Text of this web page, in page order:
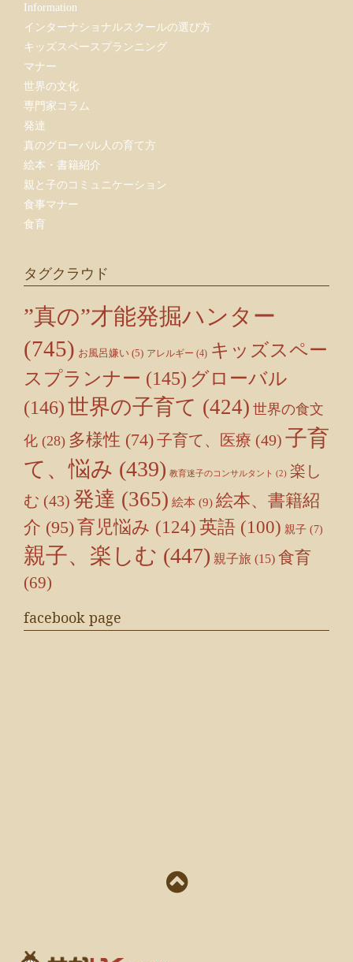
Information
インターナショナルスクールの選び方
キッズスペースプランニング
マナー
世界の文化
専門家コラム
発達
真のグローバル人の育て方
絵本・書籍紹介
親と子のコミュニケーション
食事マナー
食育
タグクラウド
”真の”才能発掘ハンター
(745) お風呂嫌い (5) アレルギー (4) キッズスペー
スプランナー (145) グローバル
(146)世界の子育て (424) 世界の食文
化 (28) 多様性 (74)子育て、医療 (49) 子育
て、悩み (439) 教育迷子のコンサルタント (2) 楽し
む (43) 発達 (365) 絵本 (9) 絵本、書籍紹
介 (95)育児悩み (124) 英語 (100) 親子 (7)
親子、楽しむ (447) 親子旅 (15) 食育
(69)
facebook page